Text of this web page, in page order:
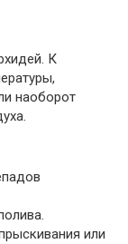
К
наоборот
или